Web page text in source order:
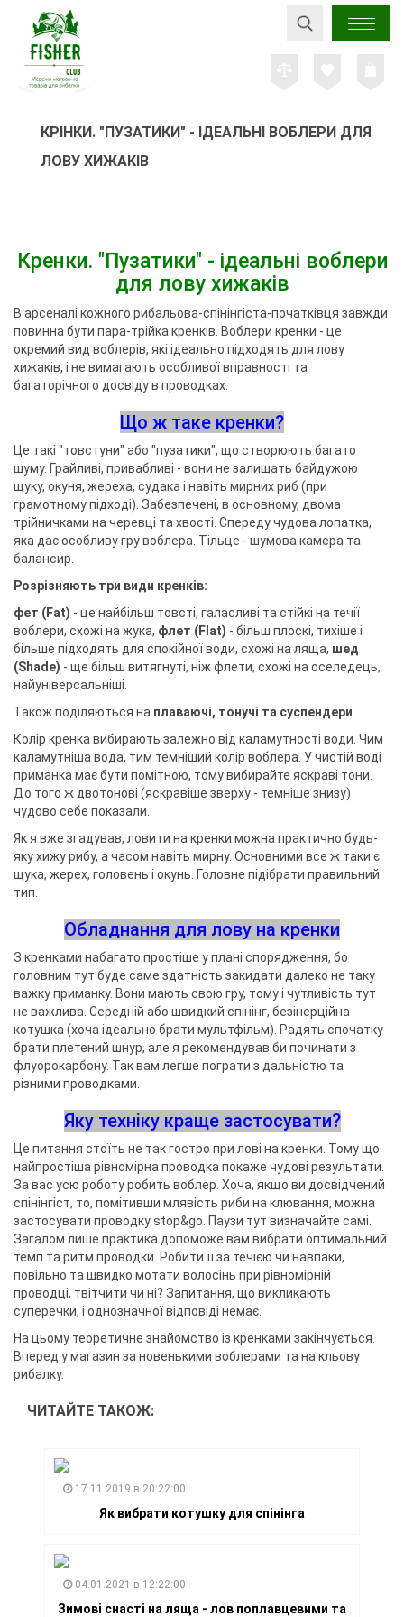
КРІНКИ. "ПУЗАТИКИ" - ІДЕАЛЬНІ ВОБЛЕРИ ДЛЯ
ЛОВУ ХИЖАКІВ
Кренки. "Пузатики" - ідеальні воблери
для лову хижаків
В арсеналі кожного рибальова-спінінгіста-початківця завжди
повинна бути пара-трійка кренків. Воблери кренки - це
окремий вид воблерів, які ідеально підходять для лову
хижаків, і не вимагають особливої ​​вправності та
багаторічного досвіду в проводках.
Що ж таке кренки?
Це такі "товстуни" або "пузатики", що створюють багато
шуму. Грайливі, привабливі - вони не залишать байдужою
щуку, окуня, жереха, судака і навіть мирних риб (при
грамотному підході). Забезпечені, в основному, двома
трійничками на черевці та хвості. Спереду чудова лопатка,
яка дає особливу гру воблера. Тільце - шумова камера та
балансир.
Розрізняють три види кренків:
фет (Fat) - це найбільш товсті, галасливі та стійкі на течії
воблери, схожі на жука, флет (Flat) - більш плоскі, тихіше і
більше підходять для спокійної води, схожі на ляща, шед
(Shade) - ще більш витягнуті, ніж флети, схожі на оселедець,
найуніверсальніші.
Також поділяються на плаваючі, тонучі та суспендери
Колір кренка вибирають залежно від каламутності води. Чим
каламутніша вода, тим темніший колір воблера. У чистій воді
приманка має бути помітною, тому вибирайте яскраві тони.
До того ж двотонові (яскравіше зверху - темніше знизу)
чудово себе показали.
Як я вже згадував, ловити на кренки можна практично будь-
яку хижу рибу, а часом навіть мирну. Основними все ж таки є
щука, жерех, головень і окунь. Головне підібрати правильний
тип.
Обладнання для лову на кренки
З кренками набагато простіше у плані спорядження, бо
головним тут буде саме здатність закидати далеко не таку
важку приманку. Вони мають свою гру, тому і чутливість тут
не важлива. Середній або швидкий спінінг, безінерційна
котушка (хоча ідеально брати мультфільм). Радять спочатку
брати плетений шнур, але я рекомендував би починати з
флуорокарбону. Так вам легше пограти з дальністю та
різними проводками.
Яку техніку краще застосувати?
Це питання стоїть не так гостро при лові на кренки. Тому що
найпростіша рівномірна проводка покаже чудові результати.
За вас усю роботу робить воблер. Хоча, якщо ви досвідчений
спінінгіст, то, помітивши млявість риби на клювання, можна
застосувати проводку stop&go. Паузи тут визначайте самі.
Загалом лише практика допоможе вам вибрати оптимальний
темп та ритм проводки. Робити її за течією чи навпаки,
повільно та швидко мотати волосінь при рівномірній
проводці, твітчити чи ні? Запитання, що викликають
суперечки, і однозначної відповіді немає.
На цьому теоретичне знайомство із кренками закінчується.
Вперед у магазин за новенькими воблерами та на кльову
рибалку.
ЧИТАЙТЕ ТАКОЖ:
17.11.2019 в 20:22:00
Як вибрати котушку для спінінга
04.01.2021 в 12:22:00
Зимові снасті на ляща - лов поплавцевими та